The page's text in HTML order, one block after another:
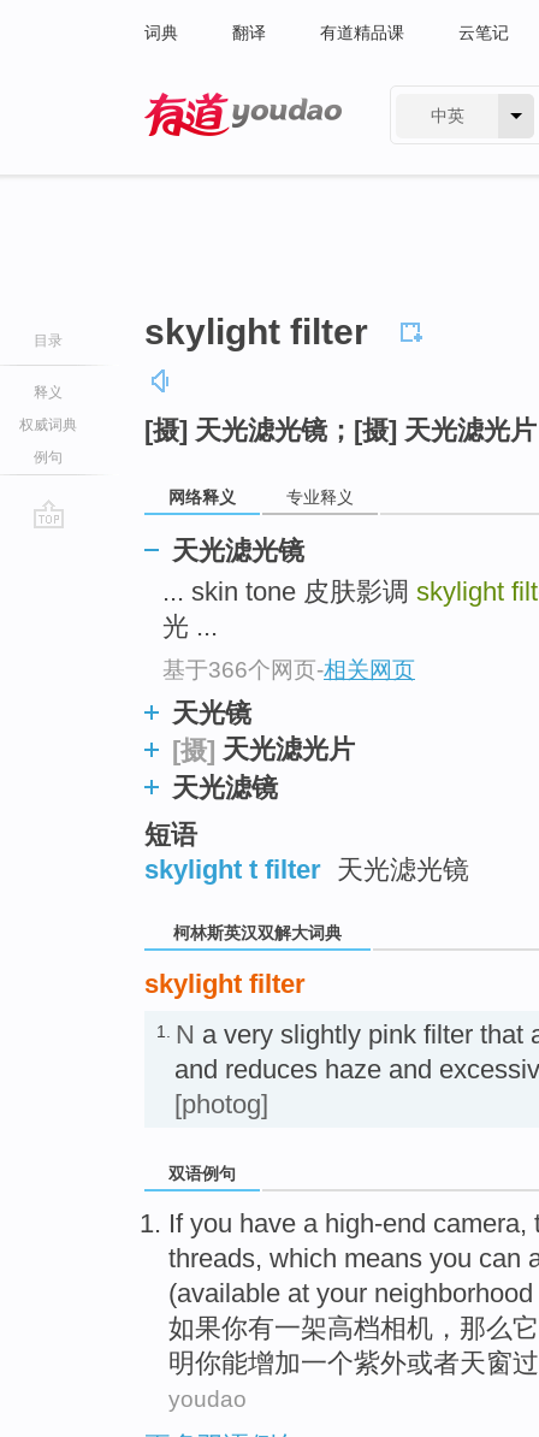
词典 翻译 有道精品课 云笔记
中英
目录
释义
权威词典
例句
skylight filter
[摄] 天光滤光镜；[摄] 天光滤光片
网络释义 专业释义
天光滤光镜
... skin tone 皮肤影调 skylight
光 ...
基于366个网页-相关网页
天光镜
[摄] 天光滤光片
天光滤镜
短语
skylight t filter 天光滤光镜
柯林斯英汉双解大词典
skylight filter
1. N a very slightly pink filter that
and reduces haze and
[photog]
双语例句
If you have a high-end camera,
threads, which means you can
(available at your neighborhood
如果你有一架高档相机 ， 那么它
明你能增加一个紫外或者天窗
youdao